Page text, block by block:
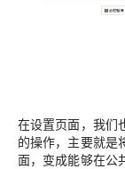
在设置页面，我们
的操作，主要就是
面，变成能够在公